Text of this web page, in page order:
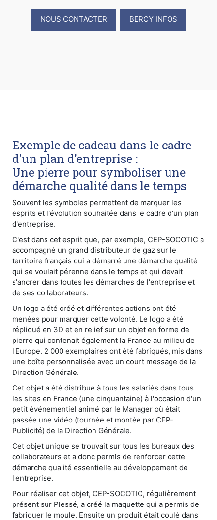
NOUS CONTACTER BERCY INFOS
Exemple de cadeau dans le cadre
d'un plan d'entreprise :
Une pierre pour symboliser une
démarche qualité dans le temps
Souvent les symboles permettent de marquer les
esprits et l'évolution souhaitée dans le cadre d'un plan
d'entreprise.
C'est dans cet esprit que, par exemple, CEP-SOCOTIC a
accompagné un grand distributeur de gaz sur le
territoire français qui a démarré une démarche qualité
qui se voulait pérenne dans le temps et qui devait
s'ancrer dans toutes les démarches de l'entreprise et
de ses collaborateurs.
Un logo a été créé et différentes actions ont été
menées pour marquer cette volonté. Le logo a été
répliqué en 3D et en relief sur un objet en forme de
pierre qui contenait également la France au milieu de
l'Europe. 2 000 exemplaires ont été fabriqués, mis dans
une boîte personnalisée avec un court message de la
Direction Générale.
Cet objet a été distribué à tous les salariés dans tous
les sites en France (une cinquantaine) à l'occasion d'un
petit événementiel animé par le Manager où était
passée une vidéo (tournée et montée par CEP-
Publicité) de la Direction Générale.
Cet objet unique se trouvait sur tous les bureaux des
collaborateurs et a donc permis de renforcer cette
démarche qualité essentielle au développement de
l'entreprise.
Pour réaliser cet objet, CEP-SOCOTIC, régulièrement
présent sur Plessé, a créé la maquette qui a permis de
fabriquer le moule. Ensuite un produit était coulé dans